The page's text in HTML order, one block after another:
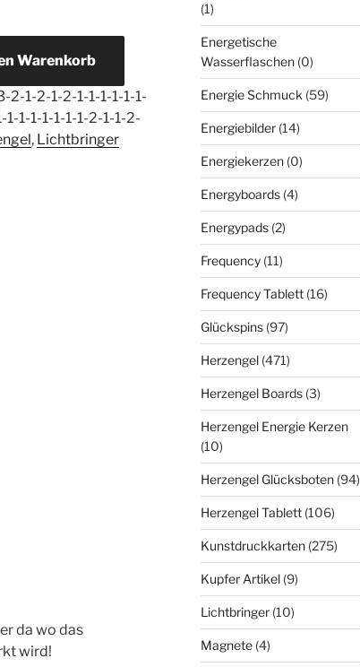
Warenkorb
2-1-2-1-2-1-1-1-1-1-1-
1-1-1-1-1-1-1-2-1-1-2-
, Lichtbringer
da wo das
wird!
(1)
Energetische
Wasserflaschen (0)
Energie Schmuck (59)
Energiebilder (14)
Energiekerzen (0)
Energyboards (4)
Energypads (2)
Frequency (11)
Frequency Tablett (16)
Glückspins (97)
Herzengel (471)
Herzengel Boards (3)
Herzengel Energie Kerzen
(10)
Herzengel Glücksboten (94)
Herzengel Tablett (106)
Kunstdruckkarten (275)
Kupfer Artikel (9)
Lichtbringer (10)
Magnete (4)